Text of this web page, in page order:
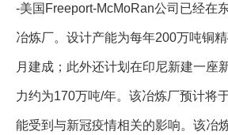
-美国Freeport-McMoRan公司已经在
冶炼厂。设计产能为每年200万吨铜
月建成；此外还计划在印尼新建一座
力约为170万吨/年。该冶炼厂预计将
能受到与新冠疫情相关的影响。该冶